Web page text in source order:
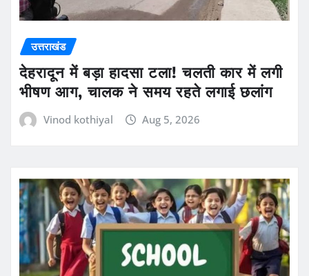
उत्तराखंड
देहरादून में बड़ा हादसा टला! चलती कार में लगी
भीषण आग, चालक ने समय रहते लगाई छलांग
Vinod kothiyal Aug 5, 2026